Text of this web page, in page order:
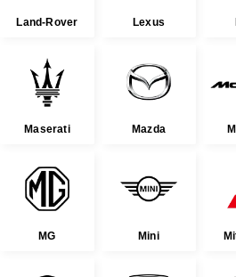
Land-Rover Lexus
Maserati Mazda
MG Mini